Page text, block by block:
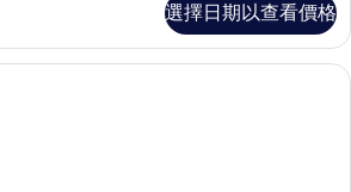
選擇日期以查看價格
森林松鼠 | 迷你吧、書桌、遮光布/窗